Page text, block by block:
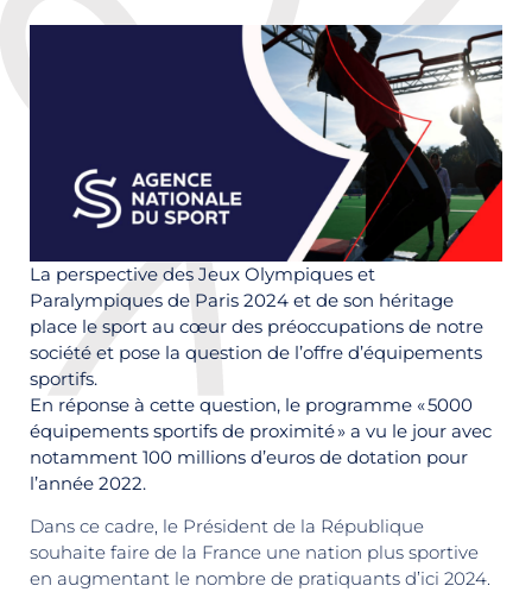
La perspective des Jeux Olympiques et
Paralympiques de Paris 2024 et de son héritage
place le sport au cœur des préoccupations de notre
société et pose la question de l’offre d’équipements
sportifs.
En réponse à cette question, le programme « 5000
équipements sportifs de proximité » a vu le jour avec
notamment 100 millions d’euros de dotation pour
l’année 2022.
Dans ce cadre, le Président de la République
souhaite faire de la France une nation plus sportive
en augmentant le nombre de pratiquants d’ici 2024.